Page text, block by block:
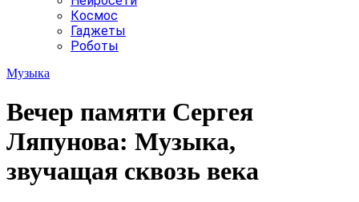
Космос
Гаджеты
Роботы
Музыка
Вечер памяти Сергея
Ляпунова: Музыка,
звучащая сквозь века